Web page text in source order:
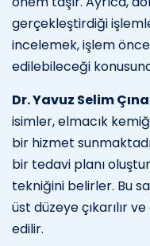
gerçekleştirdiği
incelemek, işlem
edilebileceği
Dr. Yavuz Selim
isimler, elmacık
bir hizmet
bir tedavi planı
tekniğini belirler. Bu
üst düzeye çıkarılır
edilir.